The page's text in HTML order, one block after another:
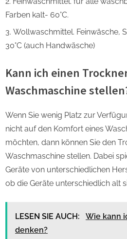
Farben kalt- 60°C.
Wollwaschmittel. Feinwäsche,
30°C (auch Handwäsche)
Kann ich einen
Waschmaschine
Wenn Sie wenig Platz zur
nicht auf den Komfort eines
möchten, dann können Sie den
Waschmaschine stellen. Dabei
Geräte von unterschiedlichen
ob die Geräte unterschiedlich alt
LESEN SIE AUCH:
Wie kann
denken?